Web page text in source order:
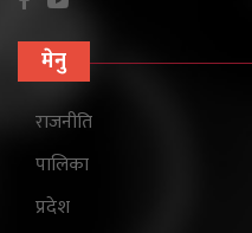
मेनु
राजनीति
पालिका
प्रदेश